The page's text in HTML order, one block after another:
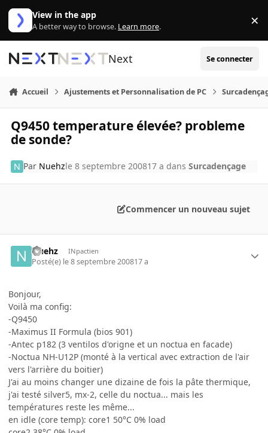
Aller au contenu
View in the app
A better way to browse. Learn more. ×
Next Se connecter
Accueil Ajustements et Personnalisation de PC
Q9450 temperature élevée? probleme
de sonde?
Par Nuehzle 8 septembre 200817 a dansSurcadençage
Commencer un nouveau sujet
Nuehz INpactien
Posté(e) le 8 septembre 200817 a
Bonjour,
Voilà ma config:
-Q9450
-Maximus II Formula (bios 901)
-Antec p182 (3 ventilos d'origne et un noctua en facade)
-Noctua NH-U12P (monté à la vertical avec extraction de l'air
vers l'arrière du boitier)
J'ai au moins changer une dizaine de fois la pâte thermique,
j'ai testé silver5, mx-2, celle du noctua... mais les
températures reste les même...
en idle (core temp): core1 50°C 0% load